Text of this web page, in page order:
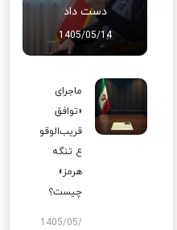
دست داد
1405/05/14
ماجرای
«توافق
قریب‌الوقو
ع تنگه
هرمز»
چیست؟
1405/05/